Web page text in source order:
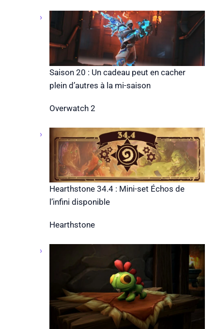
Saison 20 : Un cadeau peut en cacher
plein d’autres à la mi-saison
Overwatch 2
Hearthstone 34.4 : Mini-set Échos de
l’infini disponible
Hearthstone